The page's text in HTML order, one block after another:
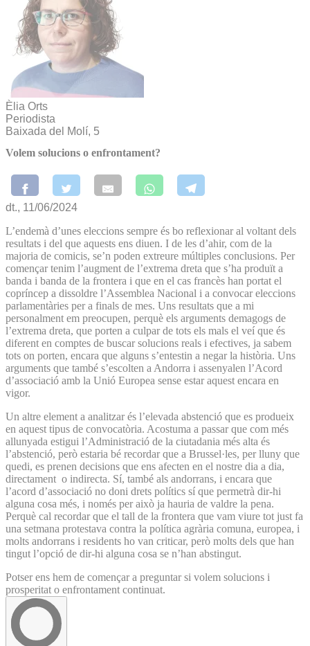
Èlia Orts
Periodista
Baixada del Molí, 5
Volem solucions o enfrontament?
dt., 11/06/2024
L’endemà d’unes eleccions sempre és bo reflexionar al voltant dels
resultats i del que aquests ens diuen. I de les d’ahir, com de la
majoria de comicis, se’n poden extreure múltiples conclusions. Per
començar tenim l’augment de l’extrema dreta que s’ha produït a
banda i banda de la frontera i que en el cas francès han portat el
copríncep a dissoldre l’Assemblea Nacional i a convocar eleccions
parlamentàries per a finals de mes. Uns resultats que a mi
personalment em preocupen, perquè els arguments demagogs de
l’extrema dreta, que porten a culpar de tots els mals el veí que és
diferent en comptes de buscar solucions reals i efectives, ja sabem
tots on porten, encara que alguns s’entestin a negar la història. Uns
arguments que també s’escolten a Andorra i assenyalen l’Acord
d’associació amb la Unió Europea sense estar aquest encara en
vigor.
Un altre element a analitzar és l’elevada abstenció que es produeix
en aquest tipus de convocatòria. Acostuma a passar que com més
allunyada estigui l’Administració de la ciutadania més alta és
l’abstenció, però estaria bé recordar que a Brussel·les, per lluny que
quedi, es prenen decisions que ens afecten en el nostre dia a dia,
directament o indirecta. Sí, també als andorrans, i encara que
l’acord d’associació no doni drets polítics sí que permetrà dir-hi
alguna cosa més, i només per això ja hauria de valdre la pena.
Perquè cal recordar que el tall de la frontera que vam viure tot just fa
una setmana protestava contra la política agrària comuna, europea, i
molts andorrans i residents ho van criticar, però molts dels que han
tingut l’opció de dir-hi alguna cosa se n’han abstingut.
Potser ens hem de començar a preguntar si volem solucions i
prosperitat o enfrontament continuat.